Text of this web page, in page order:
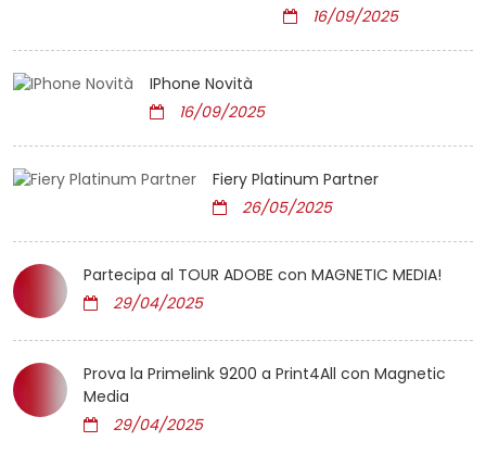
16/09/2025
IPhone Novità
16/09/2025
Fiery Platinum Partner
26/05/2025
Partecipa al TOUR ADOBE con MAGNETIC MEDIA!
29/04/2025
Prova la Primelink 9200 a Print4All con Magnetic
Media
29/04/2025